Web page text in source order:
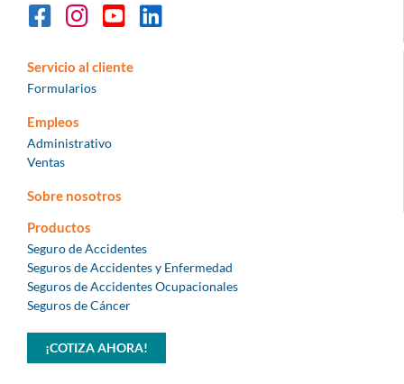
Servicio al cliente
Formularios
Empleos
Administrativo
Ventas
Sobre nosotros
Productos
Seguro de Accidentes
Seguros de Accidentes y Enfermedad
Seguros de Accidentes Ocupacionales
Seguros de Cáncer
¡COTIZA AHORA!